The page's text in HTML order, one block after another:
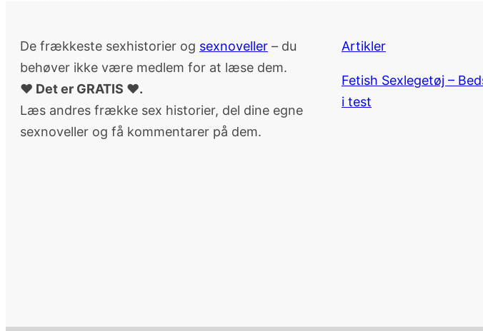
De frækkeste sexhistorier og sexnoveller – du
behøver ikke være medlem for at læse dem.
♥ Det er GRATIS ♥.
Læs andres frække sex historier, del dine egne
sexnoveller og få kommentarer på dem.
Artikler
Fetish Sexlegetøj –
i test